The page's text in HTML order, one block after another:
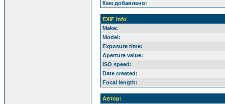
Кем добавлено:
EXIF Info
Make:
Model:
Exposure time:
Aperture value:
ISO speed:
Date created:
Focal length:
Автор: